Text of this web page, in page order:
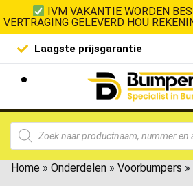
IVM VAKANTIE WORDEN
VERTRAGING GELEVERD HOU
Laagste prijsgarantie
Home » Onderdelen » Voorbumpers »